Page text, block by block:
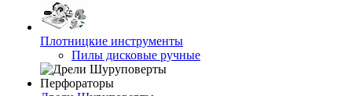
Плотницкие инструменты
Пилы дисковые ручные